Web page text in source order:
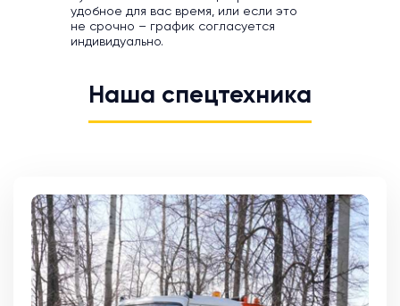
удобное для вас время, или если это
не срочно – график согласуется
индивидуально.
Наша спецтехника